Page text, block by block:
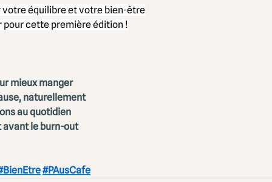
votre équilibre et votre bien-être
pour cette première édition !
mieux manger
naturellement
au quotidien
avant le burn-out
#PAusCafe